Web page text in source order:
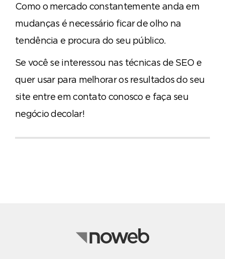
Como o mercado constantemente anda em
mudanças é necessário ficar de olho na
tendência e procura do seu público.
Se você se interessou nas técnicas de SEO e
quer usar para melhorar os resultados do seu
site entre em contato conosco e faça seu
negócio decolar!